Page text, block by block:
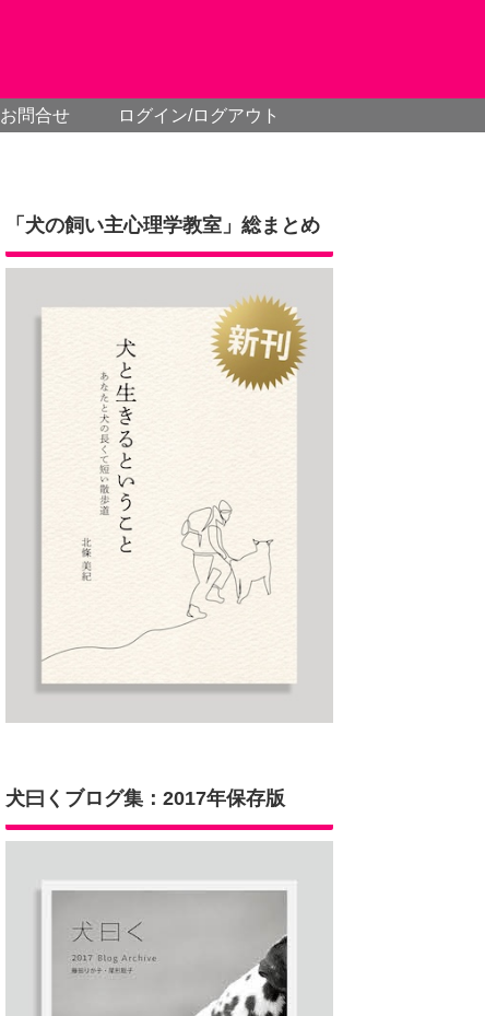
お問合せ ログイン/ログアウト
「犬の飼い主心理学教室」総まとめ
犬曰くブログ集：2017年保存版